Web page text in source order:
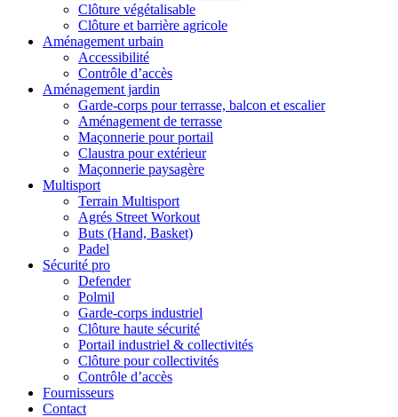
Clôture végétalisable
Clôture et barrière agricole
Aménagement urbain
Accessibilité
Contrôle d’accès
Aménagement jardin
Garde-corps pour terrasse, balcon et escalier
Aménagement de terrasse
Maçonnerie pour portail
Claustra pour extérieur
Maçonnerie paysagère
Multisport
Terrain Multisport
Agrés Street Workout
Buts (Hand, Basket)
Padel
Sécurité pro
Defender
Polmil
Garde-corps industriel
Clôture haute sécurité
Portail industriel & collectivités
Clôture pour collectivités
Contrôle d’accès
Fournisseurs
Contact